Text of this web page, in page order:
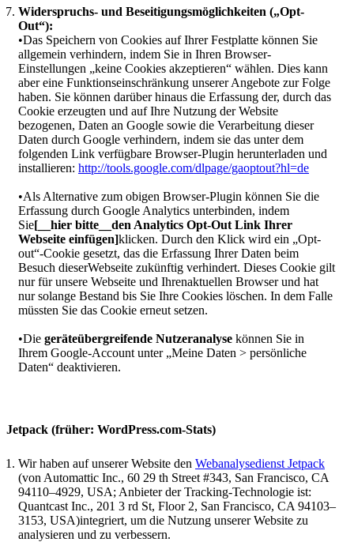
Widerspruchs- und Beseitigungsmöglichkeiten („Opt-
Out“):
•Das Speichern von Cookies auf Ihrer Festplatte können Sie
allgemein verhindern, indem Sie in Ihren Browser-
Einstellungen „keine Cookies akzeptieren“ wählen. Dies kann
aber eine Funktionseinschränkung unserer Angebote zur Folge
haben. Sie können darüber hinaus die Erfassung der, durch das
Cookie erzeugten und auf Ihre Nutzung der Website
bezogenen, Daten an Google sowie die Verarbeitung dieser
Daten durch Google verhindern, indem sie das unter dem
folgenden Link verfügbare Browser-Plugin herunterladen und
installieren: http://tools.google.com/dlpage/gaoptout?hl=de
•Als Alternative zum obigen Browser-Plugin können Sie die
Erfassung durch Google Analytics unterbinden, indem
Sie[__hier bitte__den Analytics Opt-Out Link Ihrer
Webseite einfügen]klicken. Durch den Klick wird ein „Opt-
out“-Cookie gesetzt, das die Erfassung Ihrer Daten beim
Besuch dieserWebseite zukünftig verhindert. Dieses Cookie gilt
nur für unsere Webseite und Ihrenaktuellen Browser und hat
nur solange Bestand bis Sie Ihre Cookies löschen. In dem Falle
müssten Sie das Cookie erneut setzen.
•Die geräteübergreifende Nutzeranalyse können Sie in
Ihrem Google-Account unter „Meine Daten > persönliche
Daten“ deaktivieren.
Jetpack (früher: WordPress.com-Stats)
Wir haben auf unserer Website den Webanalysedienst Jetpack
(von Automattic Inc., 60 29 th Street #343, San Francisco, CA
94110–4929, USA; Anbieter der Tracking-Technologie ist:
Quantcast Inc., 201 3 rd St, Floor 2, San Francisco, CA 94103–
3153, USA)integriert, um die Nutzung unserer Website zu
analysieren und zu verbessern.